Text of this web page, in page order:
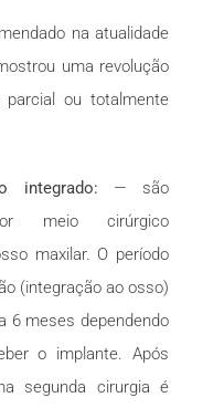
na atualidade
uma revolução
ou totalmente
integrado: — são
meio cirúrgico
maxilar. O período
(integração ao osso)
6 meses dependendo
o implante. Após
segunda cirurgia é